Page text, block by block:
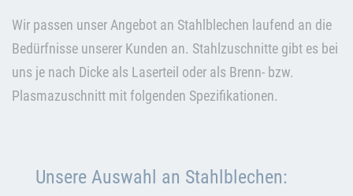
Wir passen unser Angebot an Stahlblechen laufend an die
Bedürfnisse unserer Kunden an. Stahlzuschnitte gibt es bei
uns je nach Dicke als Laserteil oder als Brenn- bzw.
Plasmazuschnitt mit folgenden Spezifikationen.
Unsere Auswahl an Stahlblechen: